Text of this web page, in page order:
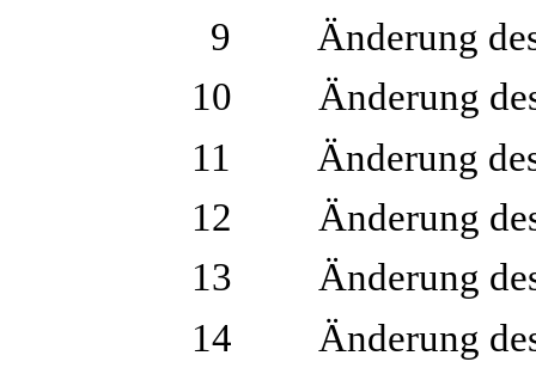
9 Änderung des
10 Änderung des
11 Änderung des
12 Änderung des
13 Änderung des
14 Änderung des